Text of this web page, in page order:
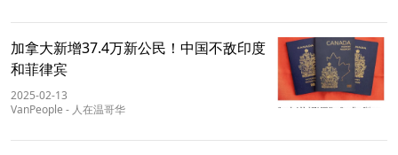
加拿大新增37.4万新公民！中国不敌印度
和菲律宾
2025-02-13
VanPeople - 人在温哥华